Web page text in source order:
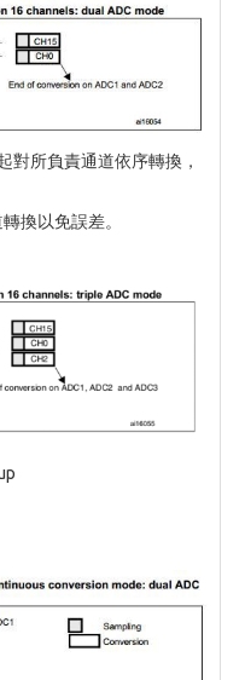
對所負責通道依序轉換，
換以免誤差。